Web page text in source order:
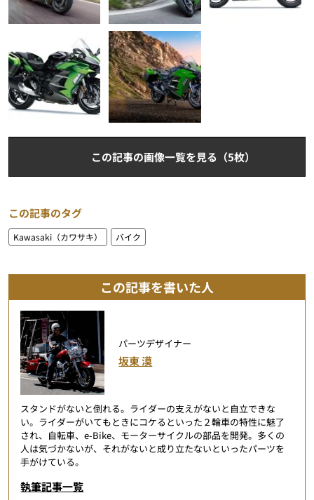
この記事の画像一覧を見る（5枚）
この記事のタグ
Kawasaki（カワサキ） バイク
この記事を書いた人
パーツデザイナー
坂東 漠
スタンドがないと倒れる。ライダーの支えがないと自立できな
い。ライダーがいてもときにコケるといった２輪車の特性に魅了
され、自転車、e-Bike、モーターサイクルの部品を開発。多くの
人は気づかないが、それがないと成り立たないといったパーツを
手がけている。
執筆記事一覧